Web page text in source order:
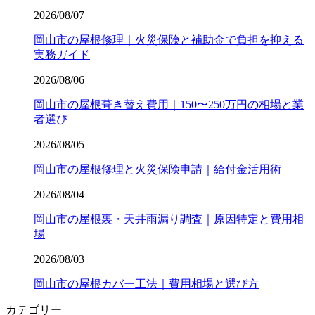
2026/08/07
岡山市の屋根修理｜火災保険と補助金で負担を抑える
実務ガイド
2026/08/06
岡山市の屋根葺き替え費用｜150〜250万円の相場と業
者選び
2026/08/05
岡山市の屋根修理と火災保険申請｜給付金活用術
2026/08/04
岡山市の屋根裏・天井雨漏り調査｜原因特定と費用相
場
2026/08/03
岡山市の屋根カバー工法｜費用相場と選び方
カテゴリー